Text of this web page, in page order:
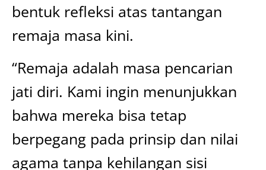
bentuk refleksi atas tantangan
remaja masa kini.
“Remaja adalah masa pencarian
jati diri. Kami ingin menunjukkan
bahwa mereka bisa tetap
berpegang pada prinsip dan nilai
agama tanpa kehilangan sisi